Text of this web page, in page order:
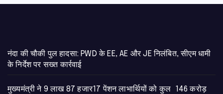
नंदा की चौकी पुल हादसा: PWD के EE, AE और JE निलंबित, सीएम धामी
के निर्देश पर सख्त कार्रवाई
मुख्यमंत्री ने 9 लाख 87 हजार17 पेंशन लाभार्थियों को कुल 146 करोड़